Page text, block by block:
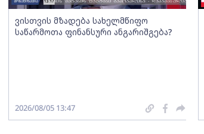
ვისთვის მზადება სახელმწიფო
საწარმოთა ფინანსური ანგარიშგება?
2026/08/05 13:47